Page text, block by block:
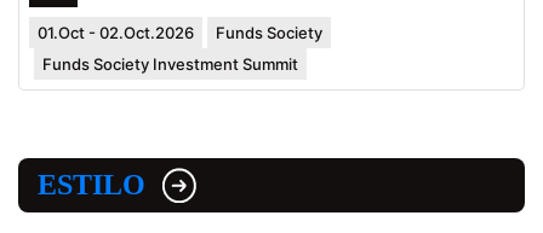
01.Oct - 02.Oct.2026
Funds Society
Funds Society Investment Summit
ESTILO